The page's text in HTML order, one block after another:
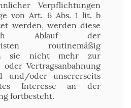
Verpflichtungen
von Art. 6 Abs. 1 lit. b
werden, werden diese
Ablauf der
routinemäßig
sie nicht mehr zur
oder Vertragsanbahnung
und/oder unsererseits
Interesse an der
fortbesteht.